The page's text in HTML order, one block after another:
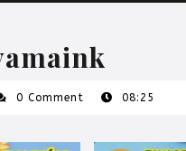
0 Comment 08:25